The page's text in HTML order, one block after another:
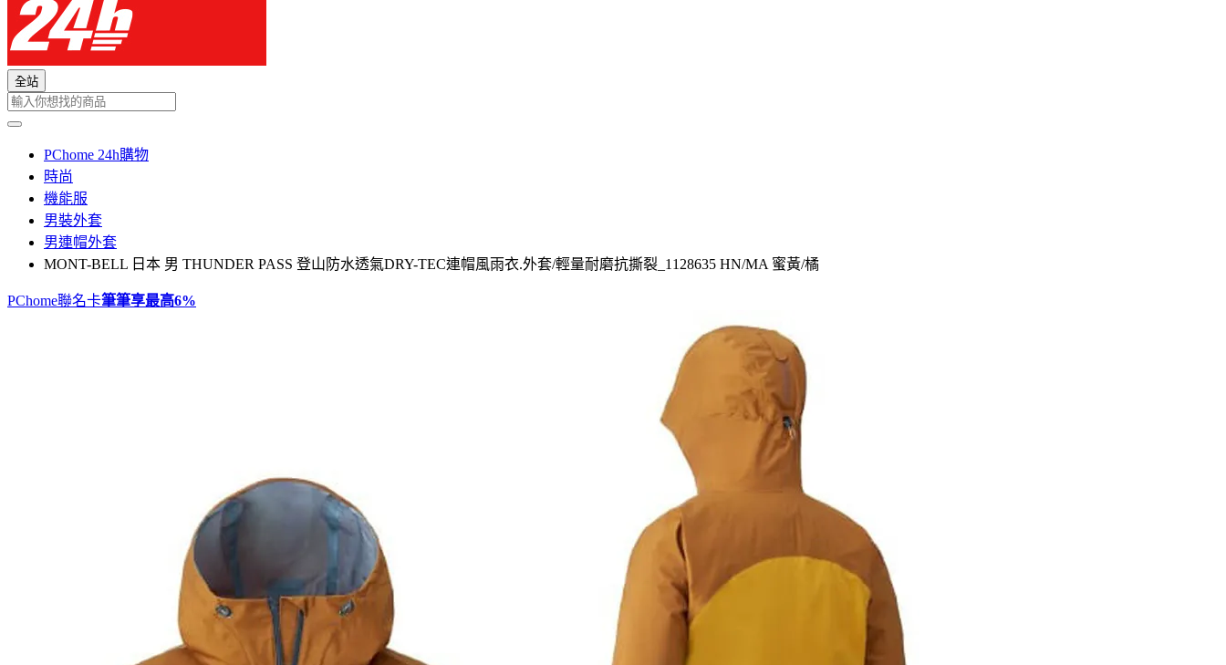
全站
PChome 24h購物
時尚
機能服
男裝外套
男連帽外套
MONT-BELL 日本 男 THUNDER PASS 登山防水透氣DRY-TEC連帽風雨衣.外套/輕量耐磨抗撕裂_1128635 HN/MA 蜜黃/橘
PChome聯名卡筆筆享最高6%